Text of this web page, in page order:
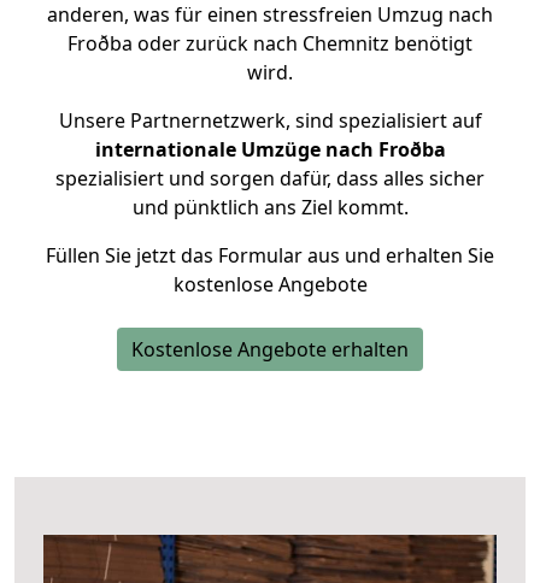
anderen, was für einen stressfreien Umzug nach
Froðba oder zurück nach Chemnitz benötigt
wird.
Unsere Partnernetzwerk, sind spezialisiert auf
internationale Umzüge nach Froðba
spezialisiert und sorgen dafür, dass alles sicher
und pünktlich ans Ziel kommt.
Füllen Sie jetzt das Formular aus und erhalten Sie
kostenlose Angebote
Kostenlose Angebote erhalten